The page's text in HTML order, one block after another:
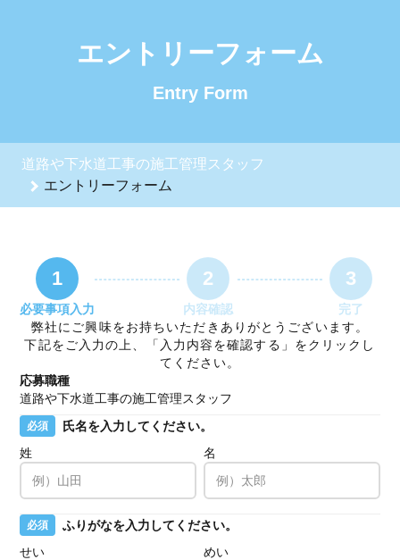
エントリーフォーム
Entry Form
道路や下水道工事の施工管理スタッフ
エントリーフォーム
1
必要事項入力
2
内容確認
3
完了
弊社にご興味をお持ちいただきありがとうございます。
下記をご入力の上、「入力内容を確認する」をクリックし
てください。
応募職種
道路や下水道工事の施工管理スタッフ
必須
氏名を入力してください。
姓
名
必須
ふりがなを入力してください。
せい
めい